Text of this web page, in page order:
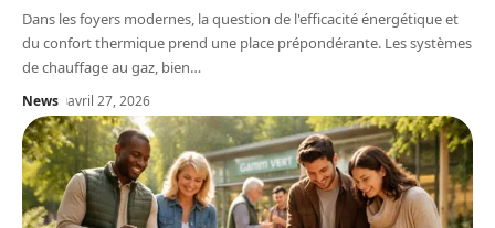
Dans les foyers modernes, la question de l'efficacité énergétique et
du confort thermique prend une place prépondérante. Les systèmes
de chauffage au gaz, bien…
News avril 27, 2026